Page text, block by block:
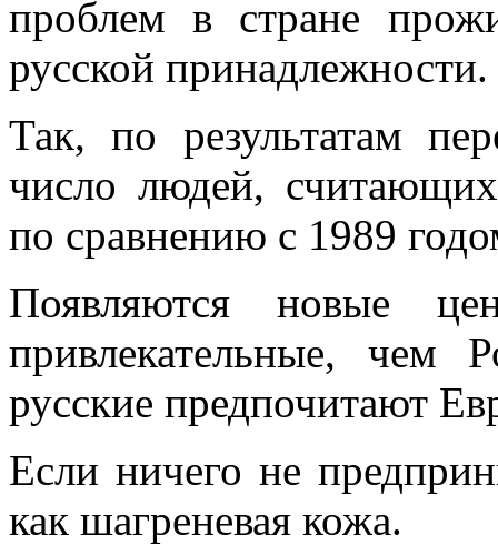
проблем в стране
русской принадлежности.
Так, по результатам
число людей,
по сравнению с 1989
Появляются новые
привлекательные, чем
русские предпочитают
Если ничего не
как шагреневая кожа.